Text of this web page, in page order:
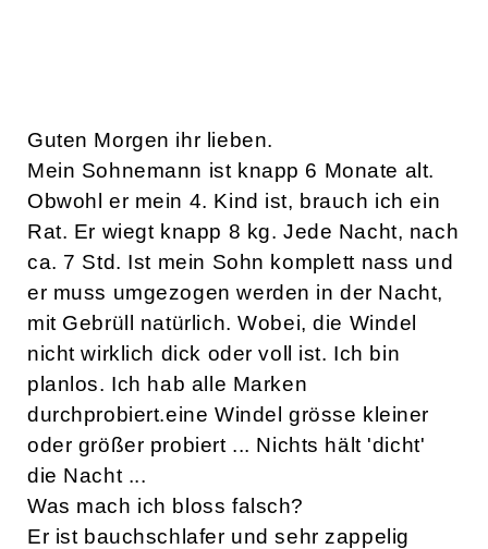
Guten Morgen ihr lieben.
Mein Sohnemann ist knapp 6 Monate alt.
Obwohl er mein 4. Kind ist, brauch ich ein
Rat. Er wiegt knapp 8 kg. Jede Nacht, nach
ca. 7 Std. Ist mein Sohn komplett nass und
er muss umgezogen werden in der Nacht,
mit Gebrüll natürlich. Wobei, die Windel
nicht wirklich dick oder voll ist. Ich bin
planlos. Ich hab alle Marken
durchprobiert.eine Windel grösse kleiner
oder größer probiert ... Nichts hält 'dicht'
die Nacht ...
Was mach ich bloss falsch?
Er ist bauchschlafer und sehr zappelig